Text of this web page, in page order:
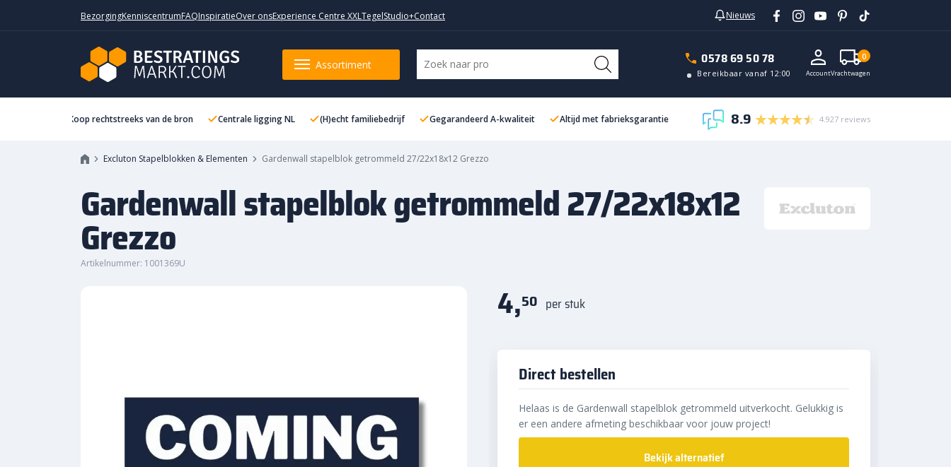
BezorgingKenniscentrumFAQInspiratieOver onsExperience Centre XXLTegelStudio+Contact Nieuws
Assortiment 0578 69 50 78
Bereikbaar vanaf 12:00 AccountVrachtwagen
0
Koop rechtstreeks van de bron Centrale ligging NL (H)echt familiebedrijf Gegarandeerd A-kwaliteit Altijd met fabrieksgarantie 8.9 4.927 reviews
Excluton Stapelblokken & Elementen Gardenwall stapelblok getrommeld 27/22x18x12 Grezzo
Gardenwall stapelblok getrommeld 27/22x18x12
Grezzo
Artikelnummer: 1001369U
4,50 per stuk
Direct bestellen
Helaas is de Gardenwall stapelblok getrommeld uitverkocht. Gelukkig is
er een andere afmeting beschikbaar voor jouw project!
Bekijk alternatief